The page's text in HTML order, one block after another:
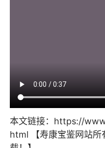
本文链接： https://
html 【寿康宝鉴网站